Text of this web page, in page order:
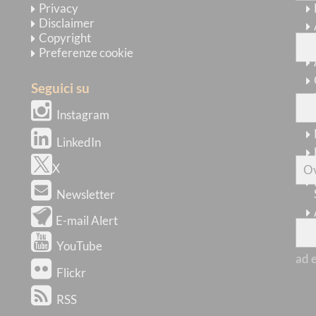
con
ad
Privacy
Disclaimer
Copyright
Preferenze cookie
Seguici su
Instagram
LinkedIn
X
Newsletter
E-mail Alert
YouTube
Flickr
RSS